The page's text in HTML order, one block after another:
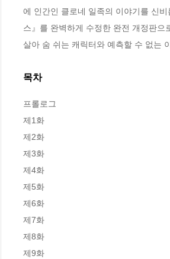
에 인간인 클로네 일족의 이야기를 신
스』를 완벽하게 수정한 완전 개정판
살아 숨 쉬는 캐릭터와 예측할 수 없는
목차
프롤로그
제1화
제2화
제3화
제4화
제5화
제6화
제7화
제8화
제9화